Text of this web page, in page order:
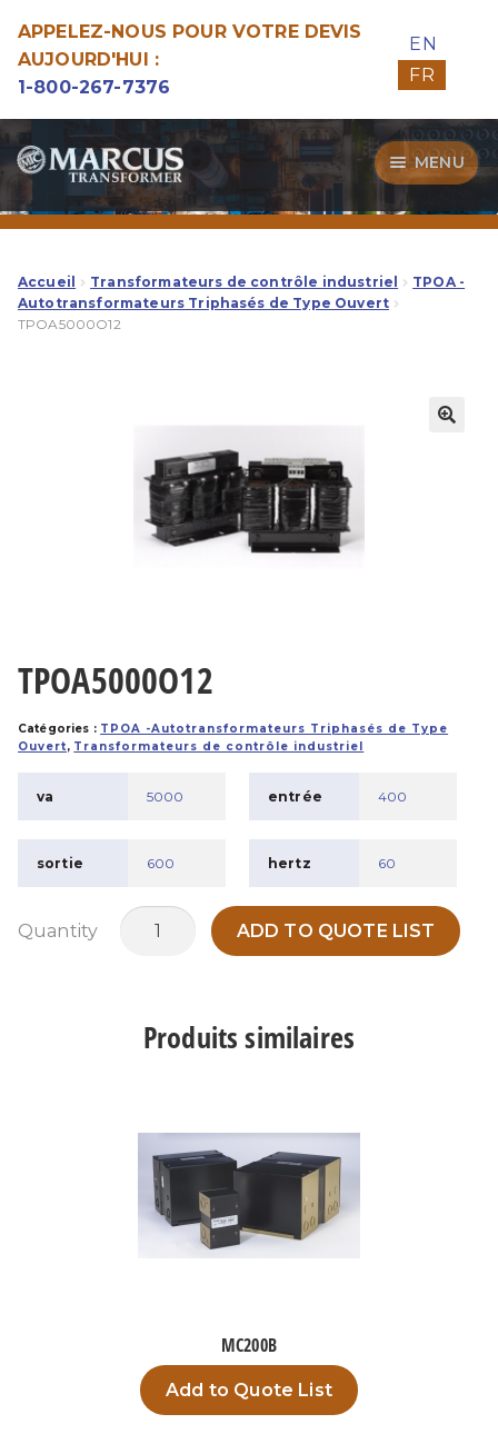
APPELEZ-NOUS POUR VOTRE DEVIS
AUJOURD'HUI :
1-800-267-7376
EN
FR
Aller
à
la
navigation
Aller
au
contenu
MENU
Transformateurs
Guide d’Achat
Accueil Transformateurs de contrôle industriel
TPOA -
Autotransformateurs Triphasés de Type Ouvert
TPOA5000O12
TPOA5000O12
Catégories : TPOA -Autotransformateurs Triphasés de Type
Ouvert, Transformateurs de contrôle industriel
va 5000 entrée 400
sortie 600 hertz 60
Quantity
quantité
ADD TO QUOTE LIST
Produits similaires
MC200B
Add to Quote List